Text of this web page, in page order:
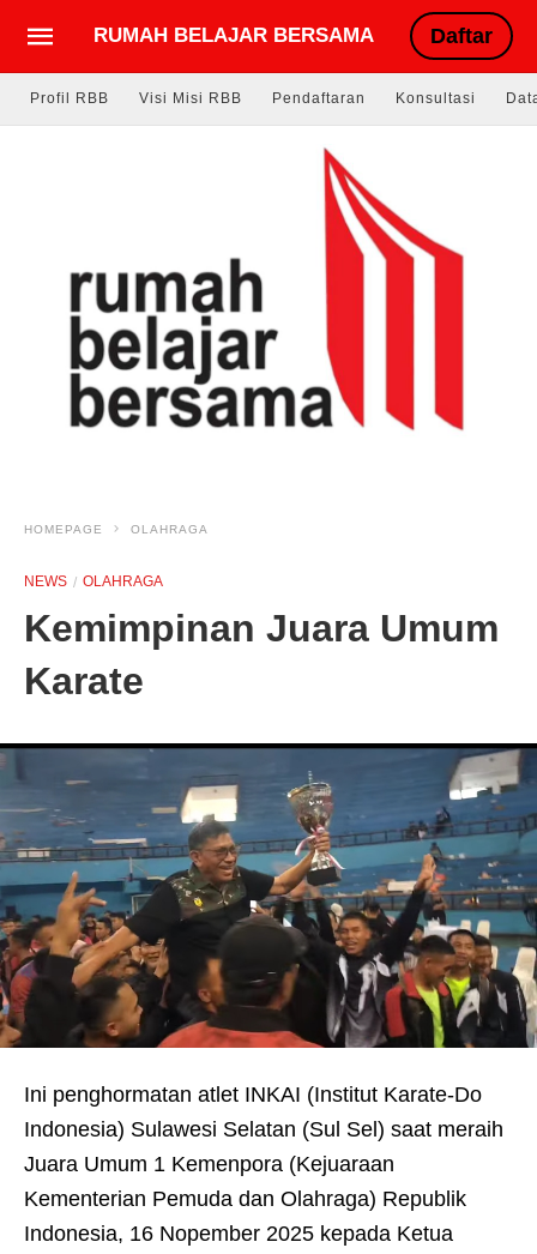
RUMAH BELAJAR BERSAMA Daftar
Profil RBB Visi Misi RBB Pendaftaran Konsultasi
HOMEPAGE OLAHRAGA
NEWS OLAHRAGA
Kemimpinan Juara Umum
Karate
Ini penghormatan atlet INKAI (Institut Karate-Do
Indonesia) Sulawesi Selatan (Sul Sel) saat meraih
Juara Umum 1 Kemenpora (Kejuaraan
Kementerian Pemuda dan Olahraga) Republik
Indonesia, 16 Nopember 2025 kepada Ketua